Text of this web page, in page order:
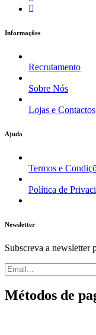
Informações
Recrutamento
Sobre Nós
Lojas e Contactos
Ajuda
Termos e
Política de
Newsletter
Subscreva a newsletter
Métodos de